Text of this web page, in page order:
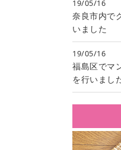
19/05/16
奈良市内で
いました
19/05/16
福島区でマ
を行いまし